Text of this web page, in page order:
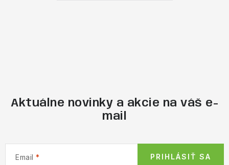
Aktuálne novinky a akcie na váš e-
mail
Email PRIHLÁSIŤ SA